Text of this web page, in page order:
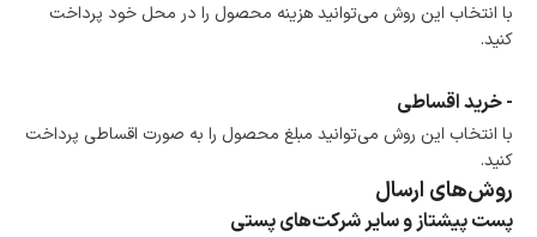
با انتخاب این روش می‌توانید هزینه محصول را در محل خود پرداخت
کنید.
- خرید اقساطی
با انتخاب این روش می‌توانید مبلغ محصول را به صورت اقساطی پرداخت
کنید.
روش‌های ارسال
پست پیشتاز و سایر شرکت‌های پستی